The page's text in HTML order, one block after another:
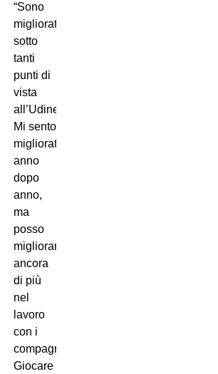
“Sono
migliorato
sotto
tanti
punti di
vista
all’Udinese.
Mi sento
migliorato
anno
dopo
anno,
ma
posso
migliorare
ancora
di più
nel
lavoro
con i
compagni.
Giocare